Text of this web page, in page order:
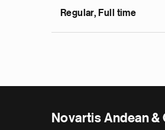
Regular, Full time
Novartis Andean &